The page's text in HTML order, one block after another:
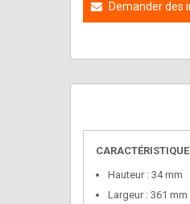
Demander des
Hauteur : 34 mm
Largeur : 361 mm